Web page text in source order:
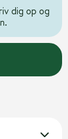
dig op og